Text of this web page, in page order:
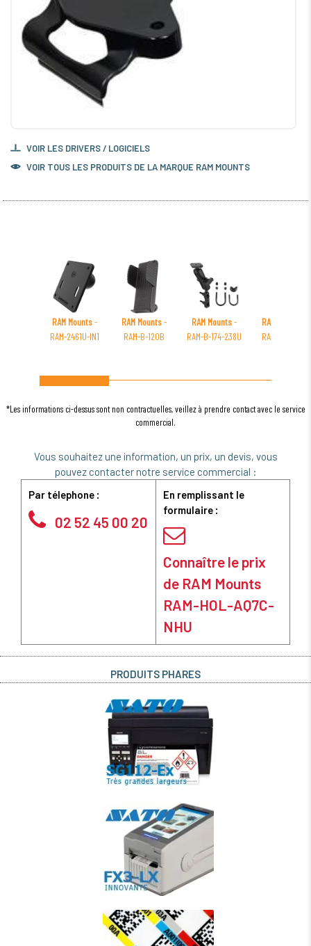
VOIR LES DRIVERS / LOGICIELS
VOIR TOUS LES PRODUITS DE LA MARQUE RAM MOUNTS
RAM Mounts-
RAM-2461U-IN1
RAM Mounts-
RAM-B-120B
RAM Mounts-
RAM-B-174-238U
RAM Mounts
RAM-B-175-A-
*Les informations ci-dessus sont non contractuelles, veillez à prendre contact avec le service
commercial.
Vous souhaitez une information, un prix, un devis, vous
pouvez contacter notre service commercial :
Par télephone :
02 52 45 00 20
En remplissant le
formulaire :
Connaître le prix
de RAM Mounts
RAM-HOL-AQ7C-
NHU
PRODUITS PHARES